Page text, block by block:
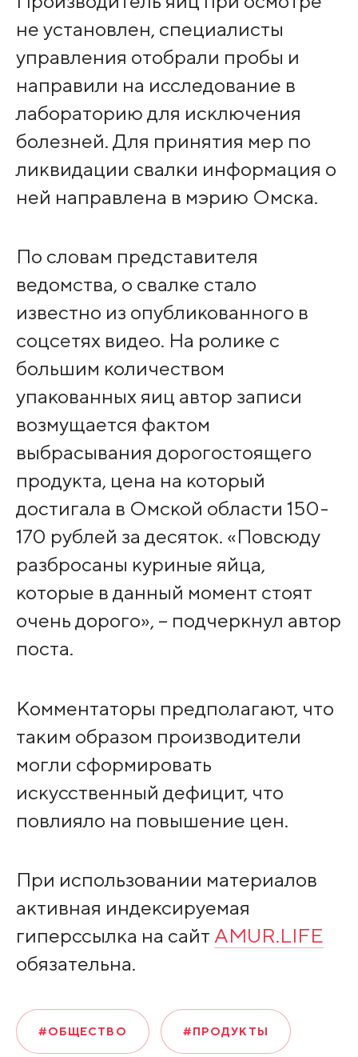
не установлен, специалисты
управления отобрали пробы и
направили на исследование в
лабораторию для исключения
болезней. Для принятия мер по
ликвидации свалки информация о
ней направлена в мэрию Омска.
По словам представителя
ведомства, о свалке стало
известно из опубликованного в
соцсетях видео. На ролике с
большим количеством
упакованных яиц автор записи
возмущается фактом
выбрасывания дорогостоящего
продукта, цена на который
достигала в Омской области 150-
170 рублей за десяток. «Повсюду
разбросаны куриные яйца,
которые в данный момент стоят
очень дорого», – подчеркнул автор
поста.
Комментаторы предполагают, что
таким образом производители
могли сформировать
искусственный дефицит, что
повлияло на повышение цен.
При использовании материалов
активная индексируемая
гиперссылка на сайт AMUR.LIFE
обязательна.
#ОБЩЕСТВО #ПРОДУКТЫ